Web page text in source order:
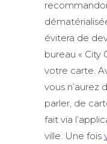
évitera de
bureau « City
votre carte.
vous n’aurez
parler, de
fait via
ville. Une fois